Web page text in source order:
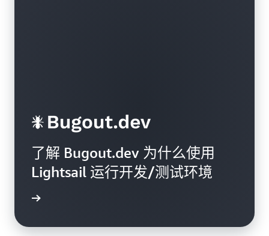
了解 Bugout.dev 为什么使用
Lightsail 运行开发/测试环境